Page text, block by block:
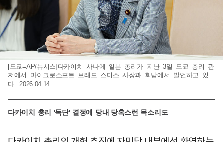
[도쿄=AP/뉴시스]다카이치 사나에 일본 총리가 지난 3일 도쿄 총리 관
저에서 마이크로소프트 브래드 스미스 사장과 회담에서 발언하고 있
다. 2026.04.14.
다카이치 총리 '독단' 결정에 당내 당혹스런 목소리도